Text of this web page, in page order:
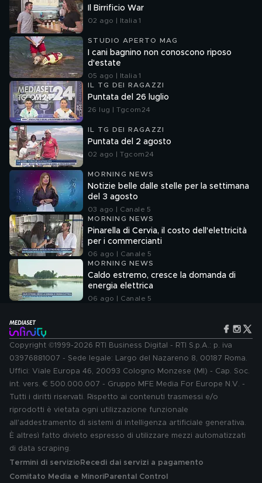
Il Birrificio War
02 ago | Italia 1
STUDIO APERTO MAG
I cani bagnino non conoscono riposo
d'estate
05 ago | Italia 1
IL TG DEI RAGAZZI
Puntata del 26 luglio
26 lug | Tgcom24
IL TG DEI RAGAZZI
Puntata del 2 agosto
02 ago | Tgcom24
MORNING NEWS
Notizie belle dalle stelle per la settimana
del 3 agosto
03 ago | Canale 5
MORNING NEWS
Pinarella di Cervia, il costo dell'elettricità
per i commercianti
06 ago | Canale 5
MORNING NEWS
Caldo estremo, cresce la domanda di
energia elettrica
06 ago | Canale 5
Copyright ©1999-2026 RTI Business Digital - RTI S.p.A.: p. iva
03976881007 - Sede legale: Largo del Nazareno 8, 00187 Roma.
Uffici: Viale Europa 46, 20093 Cologno Monzese (MI) - Cap. Soc.
int. vers. € 500.000.007 - Gruppo MFE Media For Europe N.V. -
Tutti i diritti riservati. Rispetto ai contenuti trasmessi e/o
riprodotti è vietata ogni utilizzazione funzionale
all'addestramento di sistemi di intelligenza artificiale generativa.
È altresì fatto divieto espresso di utilizzare mezzi automatizzati
di data scraping.
Termini di servizio Recedi dai servizi a pagamento
Comitato Media e MinoriParental Control